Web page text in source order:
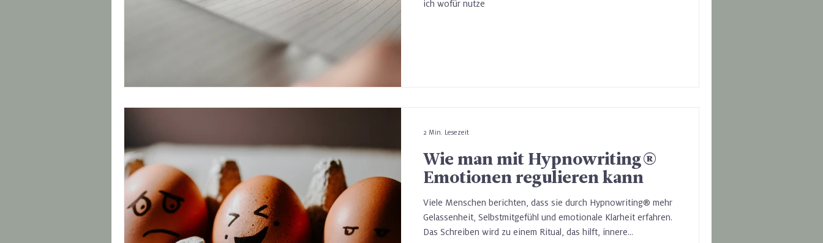
ich wofür nutze
Wie man mit Hypnowriting®
Emotionen regulieren kann
Viele Menschen berichten, dass sie durch Hypnowriting® mehr
Gelassenheit, Selbstmitgefühl und emotionale Klarheit erfahren.
Das Schreiben wird zu einem Ritual, das hilft, innere
2 Min. Lesezeit